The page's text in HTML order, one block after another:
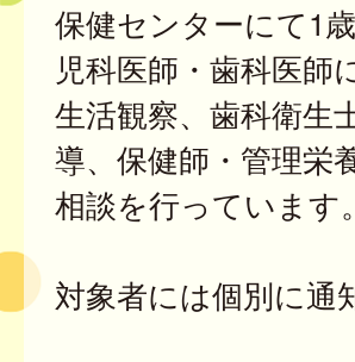
保健センターにて1
児科医師・歯科医師
生活観察、歯科衛生
導、保健師・管理栄
相談を行っています。
対象者には個別に通